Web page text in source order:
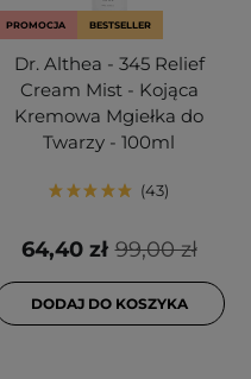
PROMOCJA BESTSELLER
Dr. Althea - 345 Relief
Cream Mist - Kojąca
Kremowa Mgiełka do
Twarzy - 100ml
43
99,00 zł
64,40 zł
DODAJ DO KOSZYKA